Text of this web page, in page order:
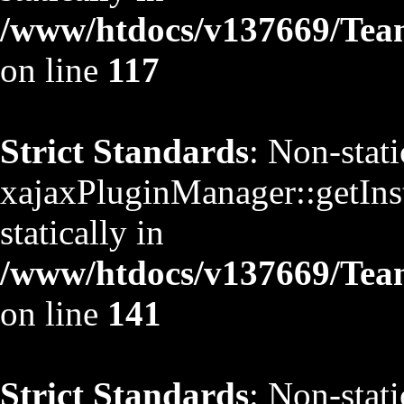
/www/htdocs/v137669/
on line 117
Strict Standards: Non-
statically in
/www/htdocs/v137669/
on line 141
Strict Standards: Non-